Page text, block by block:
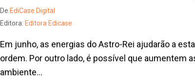
De EdiCase Digital
Editora: Editora Edicase
Em junho, as energias do Astro-Rei ajudarão a
ordem. Por outro lado, é possível que aumentem
ambiente...